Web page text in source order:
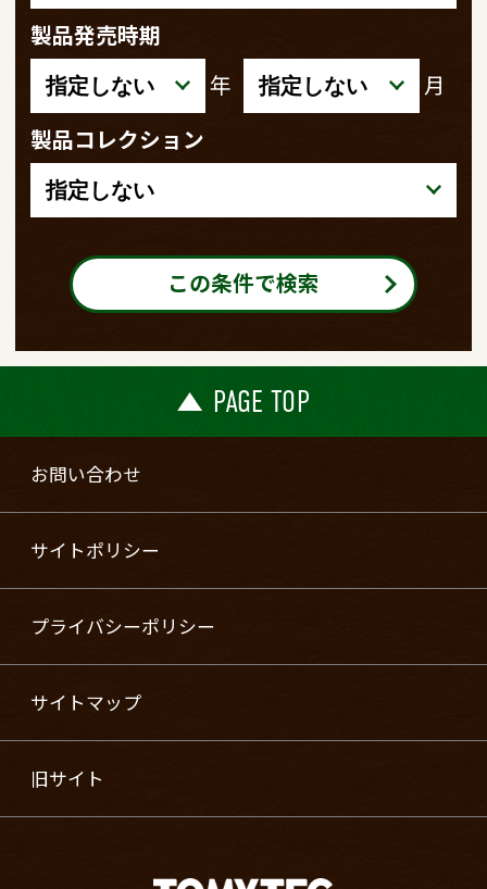
製品発売時期
年
月
製品コレクション
この条件で検索
PAGE TOP
お問い合わせ
サイトポリシー
プライバシーポリシー
サイトマップ
旧サイト